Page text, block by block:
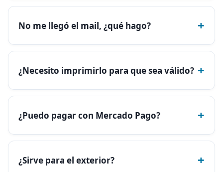
No me llegó el mail, ¿qué hago? +
¿Necesito imprimirlo para que sea válido? +
¿Puedo pagar con Mercado Pago? +
¿Sirve para el exterior? +